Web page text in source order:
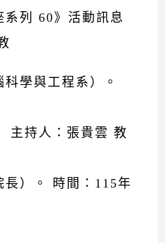
系列 60》活動訊息
學與工程系）。
主持人：張貴雲 教
長）。 時間：115年